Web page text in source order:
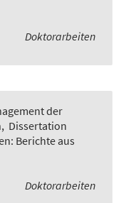
Doktorarbeiten
der
, Dissertation
Berichte aus
Doktorarbeiten